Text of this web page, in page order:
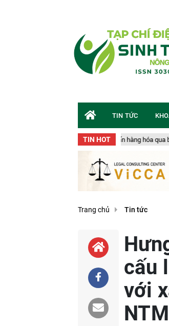
TIN HOT
chuyển gần 50 tấn hàng hóa qua biên giới Quảng Trị:
TIN TỨC
Trang chủ Tin tức
cấu
với